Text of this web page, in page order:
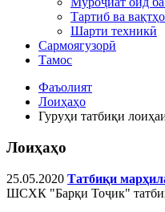
Тартиб ва
Шарти техникӣ
Сармоягузорӣ
Тамос
Фаъолият
Лоиҳаҳо
Гуруҳи татбиқи
Лоиҳаҳо
25.05.2020 Татбиқи
ШСХК "Барқи Тоҷик"